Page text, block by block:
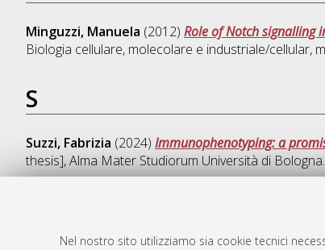
Nel nostro sito utilizziamo sia cookie tecnici
Minguzzi, Manuela (2012) Role of Notch signalling
Biologia cellulare, molecolare e industriale/cellular,
S
Suzzi, Fabrizia (2024) Immunophenotyping: a
thesis], Alma Mater Studiorum Università di